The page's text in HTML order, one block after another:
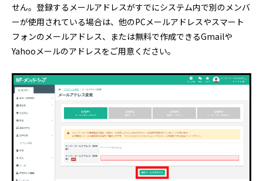
せん。登録するメールアドレスがすでにシステム内で別のメンバ
ーが使用されている場合は、他のPCメールアドレスやスマート
フォンのメールアドレス、または無料で作成できるGmailや
Yahooメールのアドレスをご用意ください。